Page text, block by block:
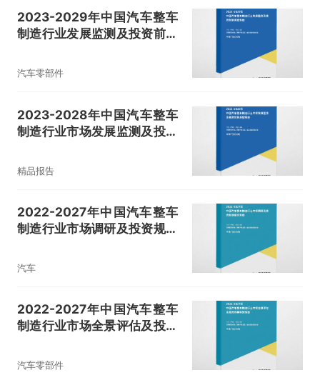
2023-2029年中国汽车整车
制造行业发展监测及投资前景
汽车零部件
2023-2028年中国汽车整车
制造行业市场发展监测及投资
精品报告
2022-2027年中国汽车整车
制造行业市场调研及投资规划
汽车
2022-2027年中国汽车整车
制造行业市场全景评估及投资
汽车零部件